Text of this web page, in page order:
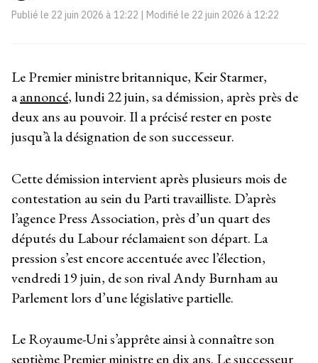
Publié le 22 juin 2026 à 12:22 | Modifié le 22 juin 2026 à 12:22
Le Premier ministre britannique, Keir Starmer,
aannoncé, lundi 22 juin, sa démission, après près de
deux ans au pouvoir. Il a précisé rester en poste
jusqu’à la désignation de son successeur.
Cette démission intervient après plusieurs mois de
contestation au sein du Parti travailliste. D’après
l’agence Press Association, près d’un quart des
députés du Labour réclamaient son départ. La
pression s’est encore accentuée avec l’élection,
vendredi 19 juin, de son rival Andy Burnham au
Parlement lors d’une législative partielle.
Le Royaume-Uni s’apprête ainsi à connaître son
septième Premier ministre en dix ans. Le successeur